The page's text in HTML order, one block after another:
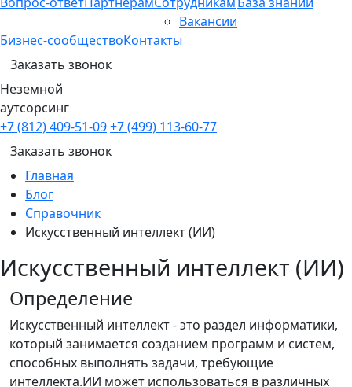
Вакансии
Бизнес-сообществоКонтакты
Заказать звонок
Неземной
аутсорсинг
+7 (812) 409-51-09+7 (499) 113-60-77
Заказать звонок
Главная
Блог
Справочник
Искусственный интеллект (ИИ)
Искусственный интеллект (ИИ)
Определение
Искусственный интеллект - это раздел информатики,
который занимается созданием программ и систем,
способных выполнять задачи, требующие
интеллекта.ИИ может использоваться в различных